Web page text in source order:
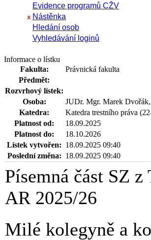
Evidence programů CŽV
x Nástěnka
Hledání osob
Vyhledávání loginů
Informace o lístku
Fakulta:
Právnická fakulta
Předmět:
Rozvrhový lístek:
Osoba:
JUDr. Mgr. Marek
Katedra:
Katedra trestního práva
Platnost od:
18.09.2025
Platnost do:
18.10.2026
Lístek vytvořen: 18.09.2025 09:40
Poslední změna: 18.09.2025 09:40
Písemná část SZ
AR 2025/26
Milé kolegyně a